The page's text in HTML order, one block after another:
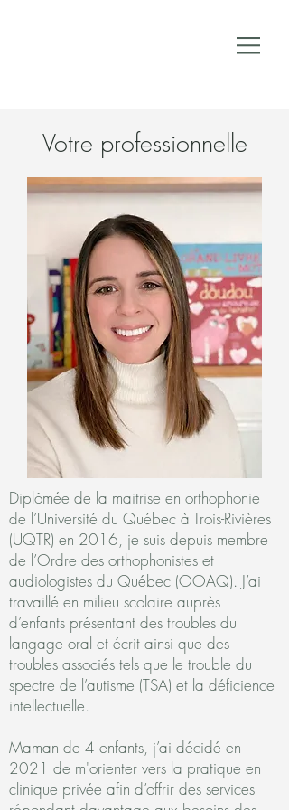
Votre professionnelle
Diplômée de la maitrise en orthophonie
de l’Université du Québec à Trois-Rivières
(UQTR) en 2016, je suis depuis membre
de l’Ordre des orthophonistes et
audiologistes du Québec (OOAQ). J’ai
travaillé en milieu scolaire auprès
d’enfants présentant des troubles du
langage oral et écrit ainsi que des
troubles associés tels que le trouble du
spectre de l’autisme (TSA) et la déficience
intellectuelle.
Maman de 4 enfants, j’ai décidé en
2021 de m'orienter vers la pratique en
clinique privée afin d’offrir des services